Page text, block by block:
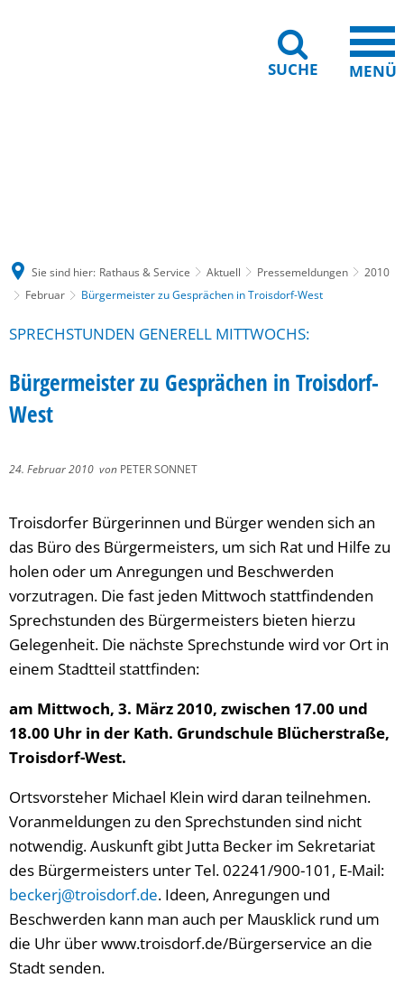
SUCHE MENÜ
Sie sind hier: Rathaus & Service Aktuell Pressemeldungen
2010
Februar
Bürgermeister zu Gesprächen in Troisdorf-West
SPRECHSTUNDEN GENERELL MITTWOCHS:
Bürgermeister zu Gesprächen in Troisdorf-
West
24. Februar 2010 von PETER SONNET
Troisdorfer Bürgerinnen und Bürger wenden sich an
das Büro des Bürgermeisters, um sich Rat und Hilfe zu
holen oder um Anregungen und Beschwerden
vorzutragen. Die fast jeden Mittwoch stattfindenden
Sprechstunden des Bürgermeisters bieten hierzu
Gelegenheit. Die nächste Sprechstunde wird vor Ort in
einem Stadtteil stattfinden:
am Mittwoch, 3. März 2010, zwischen 17.00 und
18.00 Uhr in der Kath. Grundschule Blücherstraße,
Troisdorf-West.
Ortsvorsteher Michael Klein wird daran teilnehmen.
Voranmeldungen zu den Sprechstunden sind nicht
notwendig. Auskunft gibt Jutta Becker im Sekretariat
des Bürgermeisters unter Tel. 02241/900-101, E-Mail:
beckerj@troisdorf.de. Ideen, Anregungen und
Beschwerden kann man auch per Mausklick rund um
die Uhr über www.troisdorf.de/Bürgerservice an die
Stadt senden.